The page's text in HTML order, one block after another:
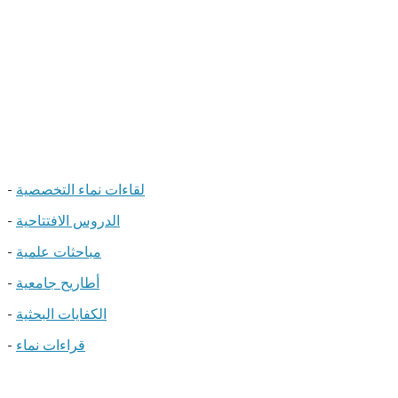
- لقاءات نماء التخصصية
- الدروس الافتتاحية
- مباحثات علمية
- أطاريح جامعية
- الكفايات البحثية
- قراءات نماء